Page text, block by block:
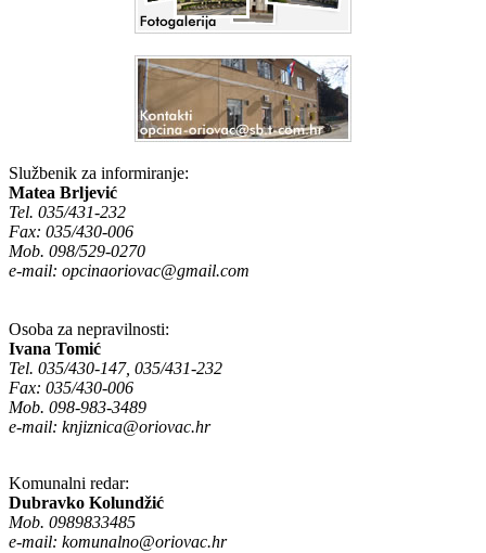
Službenik za informiranje:
Matea Brljević
Tel. 035/431-232
Fax: 035/430-006
Mob. 098/529-0270
e-mail: opcinaoriovac@gmail.com
Osoba za nepravilnosti:
Ivana Tomić
Tel. 035/430-147, 035/431-232
Fax: 035/430-006
Mob. 098-983-3489
e-mail: knjiznica@oriovac.hr
Komunalni redar:
Dubravko Kolundžić
Mob. 0989833485
e-mail: komunalno@oriovac.hr